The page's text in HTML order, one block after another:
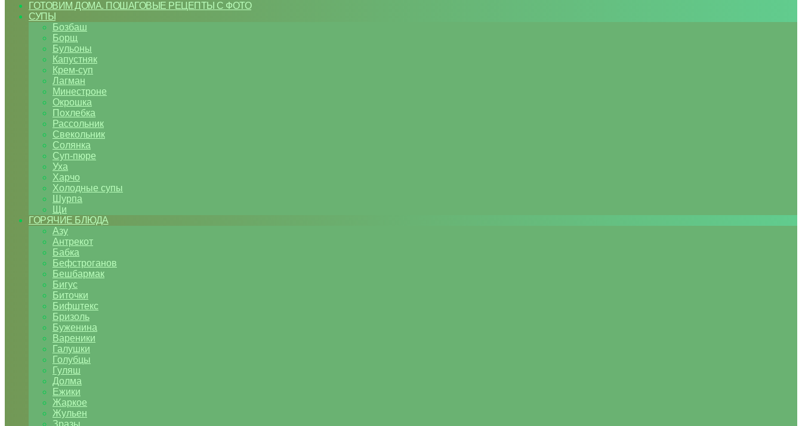
ГОТОВИМ ДОМА. ПОШАГОВЫЕ РЕЦЕПТЫ С ФОТО
СУПЫ
Бозбаш
Борщ
Бульоны
Капустняк
Крем-суп
Лагман
Минестроне
Окрошка
Похлебка
Рассольник
Свекольник
Солянка
Суп-пюре
Уха
Харчо
Холодные супы
Шурпа
Щи
ГОРЯЧИЕ БЛЮДА
Азу
Антрекот
Бабка
Бефстроганов
Бешбармак
Бигус
Биточки
Бифштекс
Бризоль
Буженина
Вареники
Галушки
Голубцы
Гуляш
Долма
Ежики
Жаркое
Жульен
Зразы